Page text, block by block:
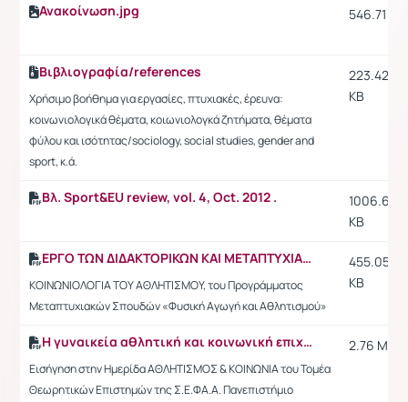
Ανακοίνωση.jpg 546.71 KB
Βιβλιογραφία/references
Χρήσιμο βοήθημα για εργασίες, πτυχιακές, έρευνα:
κοινωνιολογικά θέματα, κοιωνιολογκά ζητήματα, θέματα
φύλου και ισότητας/sociology, social studies, gender and
sport, κ.ά.
223.42
KB
Βλ. Sport&EU review, vol. 4, Oct. 2012 .
1006.64
KB
ΕΡΓΟ ΤΩΝ ΔΙΔΑΚΤΟΡΙΚΩΝ ΚΑΙ ΜΕΤΑΠΤΥΧΙΑΚΩΝ ΦΟΙΤΗΤΩΝ/ΤΡΙΩΝ ΜΑΣ 2017
ΚΟΙΝΩΝΙΟΛΟΓΙΑ ΤΟΥ ΑΘΛΗΤΙΣΜΟΥ, του Προγράμματος
Μεταπτυχιακών Σπουδών «Φυσική Αγωγή και Αθλητισμού»
455.05
KB
Η γυναικεία αθλητική και κοινωνική επιχειρηματικότητα στην εποχή της κρίσης
Εισήγηση στην Ημερίδα ΑΘΛΗΤΙΣΜΟΣ & ΚΟΙΝΩΝΙΑ του Τομέα
Θεωρητικών Επιστημών της Σ.Ε.ΦΑ.Α. Πανεπιστήμιο
2.76 MB